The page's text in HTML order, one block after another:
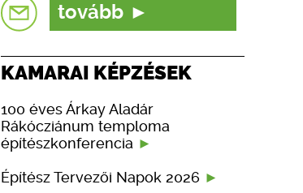
tovább
KAMARAI KÉPZÉSEK
100 éves Árkay Aladár
Rákócziánum temploma
építészkonferencia
Építész Tervezői Napok 2026